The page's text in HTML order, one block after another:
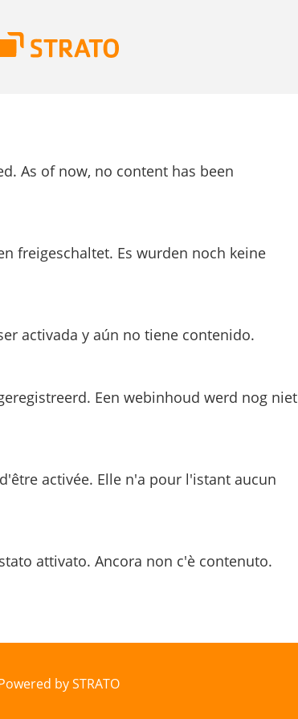
As of now, no content has been
freigeschaltet. Es wurden noch keine
activada y aún no tiene contenido.
Een webinhoud werd nog niet
activée. Elle n'a pour l'istant aucun
attivato. Ancora non c'è contenuto.
by STRATO